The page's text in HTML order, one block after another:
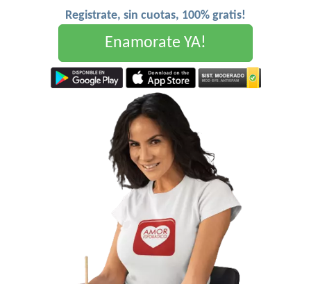
Registrate, sin cuotas, 100% gratis!
Enamorate YA!